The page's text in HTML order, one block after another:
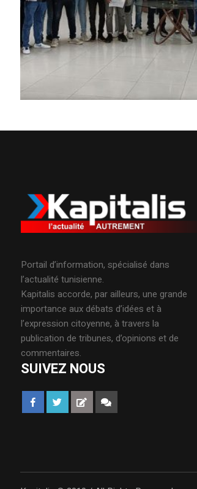
Portail d’information, spécialisé dans
l’actualité tunisienne.
Kapitalis accorde, par ailleurs, une grande
importance aux débats d’idées et à
l’expression citoyenne, à travers la
publication de tribunes, d’opinions et de
commentaires.
SUIVEZ NOUS